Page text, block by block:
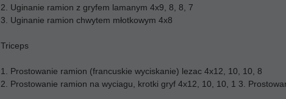
2. Uginanie ramion z gryfem lamanym 4x9, 8, 8, 7
3. Uginanie ramion chwytem młotkowym 4x8
Triceps
1. Prostowanie ramion (francuskie wyciskanie) lezac 4x12, 10, 10, 8
2. Prostowanie ramion na wyciagu, krotki gryf 4x12, 10, 10, 1 3.